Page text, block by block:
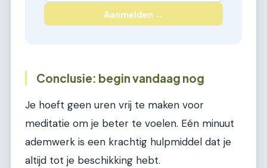
Aanmelden →
Conclusie: begin vandaag nog
Je hoeft geen uren vrij te maken voor
meditatie om je beter te voelen. Eén minuut
ademwerk is een krachtig hulpmiddel dat je
altijd tot je beschikking hebt.